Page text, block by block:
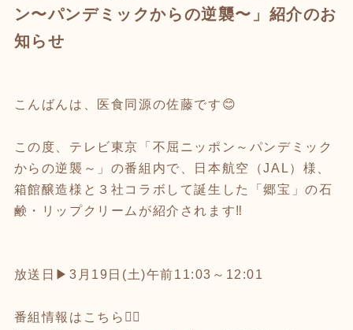
ン〜パンデミックからの逆襲〜」紹介のお
知らせ
こんばんは、医食同源の佐藤です😊
この度、テレビ東京「不屈ニッポン～パンデミック
からの逆襲～」の番組内で、日本航空（JAL）様、
箱館醸造様と３社コラボして誕生した「郷宝」の石
鹸・リップクリームが紹介されます‼️
放送日▶3月19日(土)午前11:03～12:01
番組情報はこちら💁‍♀️